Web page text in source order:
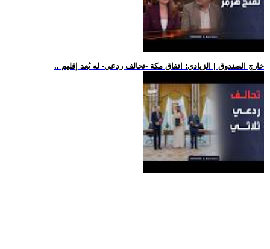
.. خارج الصندوق | الزيادي: اتفاق مكة -تحالف ردعي- له بُعد إقليم